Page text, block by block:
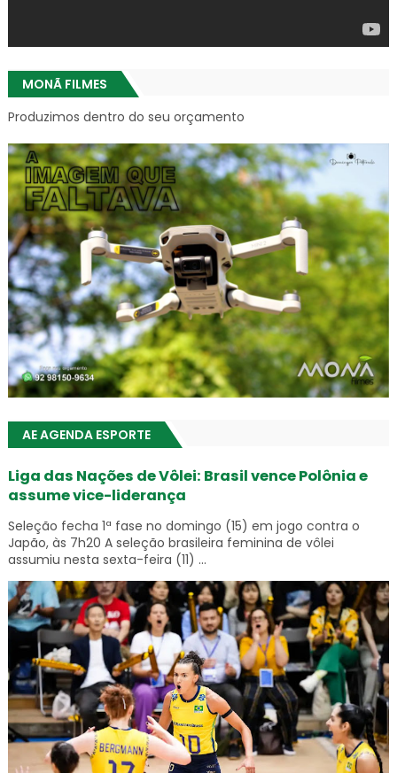
MONÃ FILMES
Produzimos dentro do seu orçamento
AE AGENDA ESPORTE
Liga das Nações de Vôlei: Brasil vence Polônia e
assume vice-liderança
Seleção fecha 1ª fase no domingo (15) em jogo contra o
Japão, às 7h20 A seleção brasileira feminina de vôlei
assumiu nesta sexta-feira (11) ...